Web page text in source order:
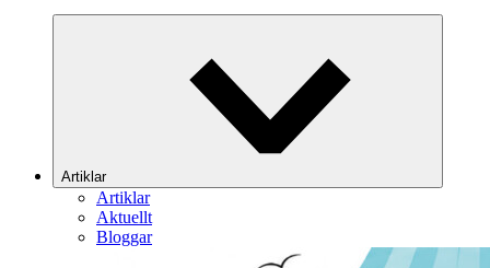
Artiklar
Artiklar
Aktuellt
Bloggar